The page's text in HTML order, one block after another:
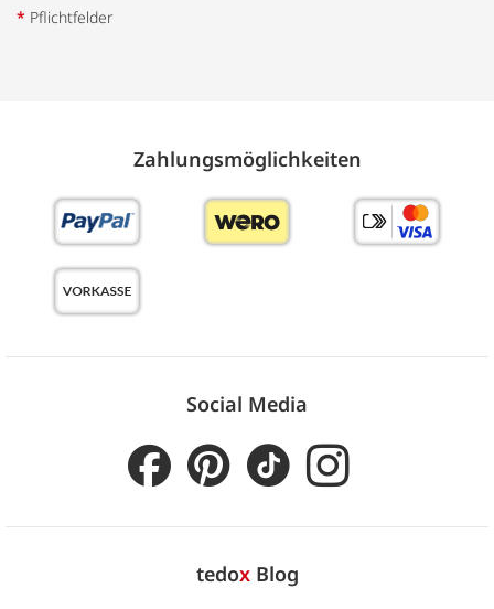
* Pflichtfelder
Zahlungs­möglich­keiten
Social Media
tedoxBlog